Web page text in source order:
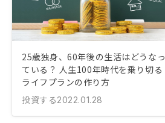
25歳独身、60年後の生活はどうなっ
ている？ 人生100年時代を乗り切る
ライフプランの作り方
投資する2022.01.28